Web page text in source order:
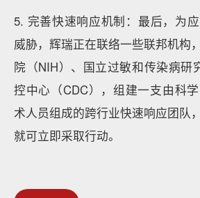
5. 完善快速响应机制：最后，为
威胁，辉瑞正在联络一些联邦机构
院（NIH）、国立过敏和传染病研
控中心（CDC），组建一支由科
术人员组成的跨行业快速响应团队
就可立即采取行动。